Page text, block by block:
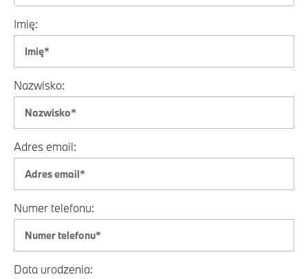
Imię:
Nazwisko:
Adres email:
Numer telefonu:
Data urodzenia: